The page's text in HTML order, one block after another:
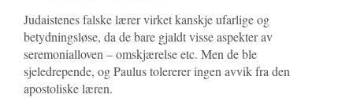
Judaistenes falske lærer virket kanskje ufarlige og
betydningsløse, da de bare gjaldt visse aspekter av
seremonialloven – omskjærelse etc. Men de ble
sjeledrepende, og Paulus tolererer ingen avvik fra den
apostoliske læren.